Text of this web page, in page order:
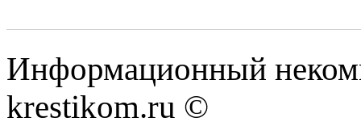
Информационный
krestikom.ru ©